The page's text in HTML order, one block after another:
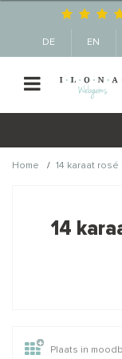
DE EN
Home / 14 karaat rosé
14
Plaats in